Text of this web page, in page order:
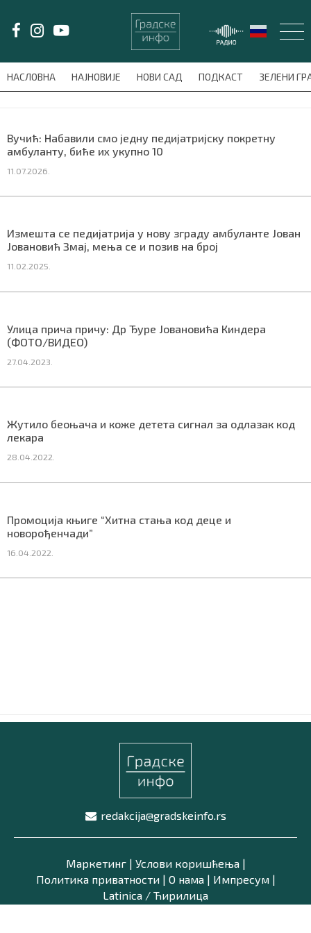
НАСЛОВНА НАЈНОВИЈЕ НОВИ САД ПОДКАСТ ЗЕЛЕНИ
meni'); $this_item = current( wp_filter_object_list(
Вучић: Набавили смо једну педијатријску покретну
амбуланту, биће их укупно 10
11.07.2026.
Измешта се педијатрија у нову зграду амбуланте Јован
Јовановић Змај, мења се и позив на број
11.02.2025.
Улица прича причу: Др Ђуре Јовановића Киндера
(ФОТО/ВИДЕО)
27.04.2023.
Жутило беоњача и коже детета сигнал за одлазак код
лекара
28.04.2022.
Промоција књиге “Хитна стања код деце и
новорођенчади”
16.04.2022.
redakcija@gradskeinfo.rs
Маркетинг| Услови коришћења|
Политика приватности| О нама| Импресум|
Latinica / Ћирилица
LAT/ЋИР
НАЈНОВИЈЕ
НОВИ САД
ПОДКАСТ
ЗЕЛЕНИ ГРАД
ВИДЕО
СРБИЈА
СВЕТ
СПОРТ